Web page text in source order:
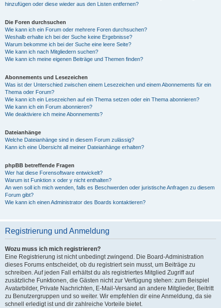
hinzufügen oder diese wieder aus den Listen entfernen?
Die Foren durchsuchen
Wie kann ich ein Forum oder mehrere Foren durchsuchen?
Weshalb erhalte ich bei der Suche keine Ergebnisse?
Warum bekomme ich bei der Suche eine leere Seite?
Wie kann ich nach Mitgliedern suchen?
Wie kann ich meine eigenen Beiträge und Themen finden?
Abonnements und Lesezeichen
Was ist der Unterschied zwischen einem Lesezeichen und einem Abonnements für ein
Thema oder Forum?
Wie kann ich ein Lesezeichen auf ein Thema setzen oder ein Thema abonnieren?
Wie kann ich ein Forum abonnieren?
Wie deaktiviere ich meine Abonnements?
Dateianhänge
Welche Dateianhänge sind in diesem Forum zulässig?
Kann ich eine Übersicht all meiner Dateianhänge erhalten?
phpBB betreffende Fragen
Wer hat diese Forensoftware entwickelt?
Warum ist Funktion x oder y nicht enthalten?
An wen soll ich mich wenden, falls es Beschwerden oder juristische Anfragen zu diesem
Forum gibt?
Wie kann ich einen Administrator des Boards kontaktieren?
Registrierung und Anmeldung
Wozu muss ich mich registrieren?
Eine Registrierung ist nicht unbedingt zwingend. Die Board-Administration
dieses Forums entscheidet, ob du registriert sein musst, um Beiträge zu
schreiben. Auf jeden Fall erhältst du als registriertes Mitglied Zugriff auf
zusätzliche Funktionen, die Gästen nicht zur Verfügung stehen: zum Beispiel
Avatarbilder, Private Nachrichten, E-Mail-Versand an andere Mitglieder, Beitritt
zu Benutzergruppen und so weiter. Wir empfehlen dir eine Anmeldung, da sie
schnell erledigt ist und dir zahlreiche Vorteile bietet.